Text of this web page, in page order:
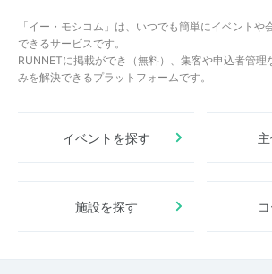
「イー・モシコム」は、いつでも簡単にイベントや
できるサービスです。
RUNNETに掲載ができ（無料）、集客や申込者管理
みを解決できるプラットフォームです。
イベントを探す
施設を探す